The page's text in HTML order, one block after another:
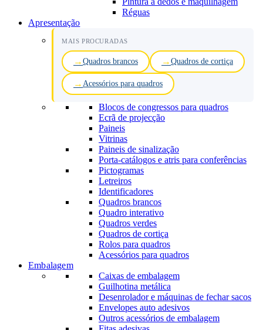
Réguas
Apresentação
MAIS PROCURADAS
Quadros brancos Quadros de cortiça
Acessórios para quadros
Blocos de congressos para quadros
Ecrã de projecção
Paineis
Vitrinas
Paineis de sinalização
Porta-catálogos e atris para conferências
Pictogramas
Letreiros
Identificadores
Quadros brancos
Quadro interativo
Quadros verdes
Quadros de cortiça
Rolos para quadros
Acessórios para quadros
Embalagem
Caixas de embalagem
Guilhotina metálica
Desenrolador e máquinas de fechar sacos
Envelopes auto adesivos
Outros acessórios de embalagem